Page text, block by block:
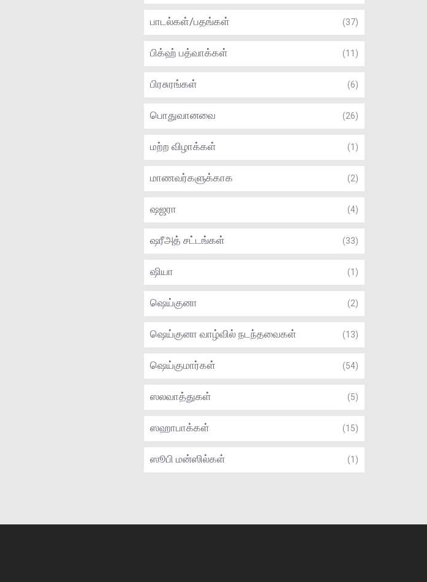
பாடல்கள்/பதங்கள் (37)
பிக்ஹ் பத்வாக்கள் (11)
பிரசுரங்கள் (6)
பொதுவானவை (26)
மற்ற விழாக்கள் (1)
மாணவர்களுக்காக (2)
ஷஜரா (4)
ஷரீஅத் சட்டங்கள் (33)
ஷியா (1)
ஷெய்குனா (2)
ஷெய்குனா வாழ்வில் நடந்தவைகள் (13)
ஷெய்குமார்கள் (54)
ஸலவாத்துகள் (5)
ஸஹாபாக்கள் (15)
ஸூபி மன்ஸில்கள் (1)